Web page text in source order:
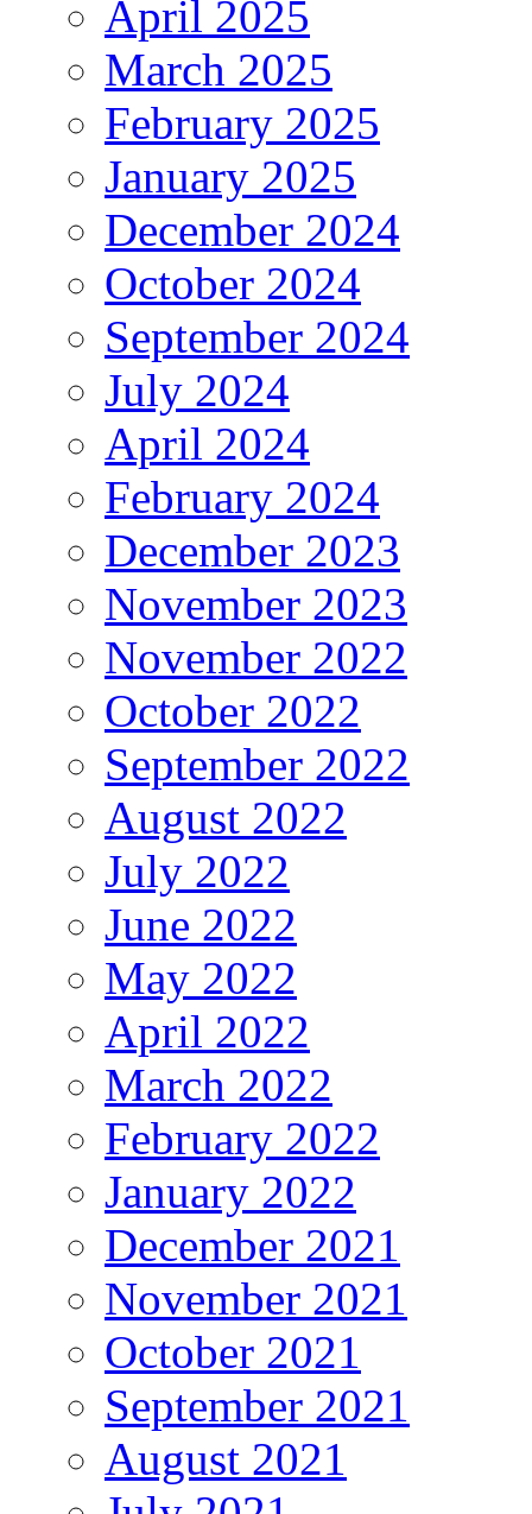
April 2025
March 2025
February 2025
January 2025
December 2024
October 2024
September 2024
July 2024
April 2024
February 2024
December 2023
November 2023
November 2022
October 2022
September 2022
August 2022
July 2022
June 2022
May 2022
April 2022
March 2022
February 2022
January 2022
December 2021
November 2021
October 2021
September 2021
August 2021